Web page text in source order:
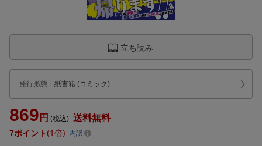
立ち読み
発行形態 ： 紙書籍 (コミック)
869 円 (税込) 送料無料
7ポイント 1倍 内訳